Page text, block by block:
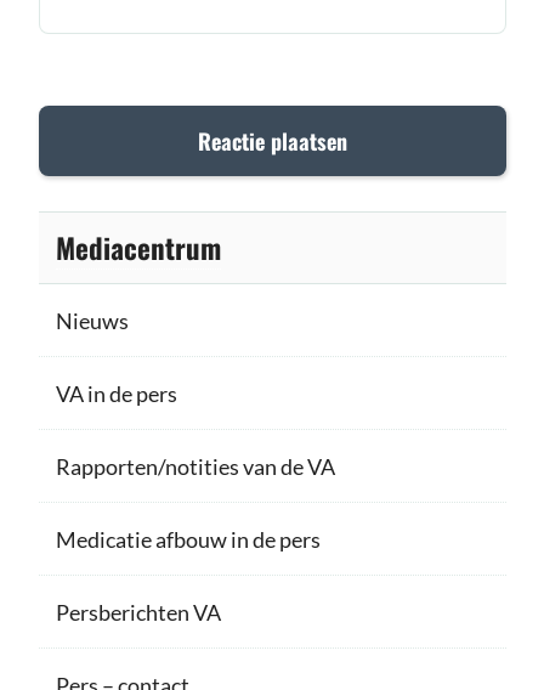
Mediacentrum
Nieuws
VA in de pers
Rapporten/notities van de VA
Medicatie afbouw in de pers
Persberichten VA